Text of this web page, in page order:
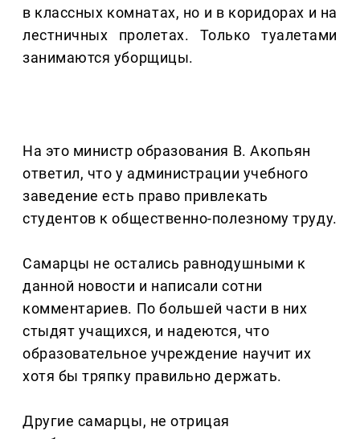
в классных комнатах, но и в коридорах и на
лестничных пролетах. Только туалетами
занимаются уборщицы.
На это министр образования В. Акопьян
ответил, что у администрации учебного
заведение есть право привлекать
студентов к общественно-полезному труду.
Самарцы не остались равнодушными к
данной новости и написали сотни
комментариев. По большей части в них
стыдят учащихся, и надеются, что
образовательное учреждение научит их
хотя бы тряпку правильно держать.
Другие самарцы, не отрицая